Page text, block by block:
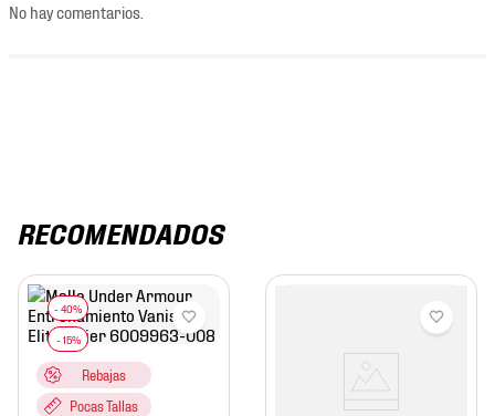
No hay comentarios.
RECOMENDADOS
Rebajas
Pocas Tallas